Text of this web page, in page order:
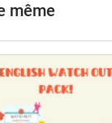
même